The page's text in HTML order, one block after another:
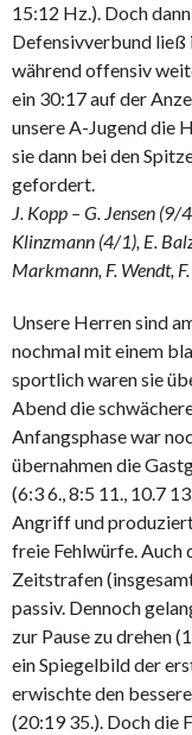
15:12 Hz.). Doch
Defensivverbund ließ
während offensiv
ein 30:17 auf der
unsere A-Jugend die
sie dann bei den
gefordert.
J. Kopp – G. Jensen (9/
Klinzmann (4/1), E.
Markmann, F. Wendt,
Unsere Herren sind
nochmal mit einem
sportlich waren sie
Abend die
Anfangsphase war
übernahmen die
(6:3 6., 8:5 11., 10.7
Angriff und
freie Fehlwürfe.
Zeitstrafen
passiv. Dennoch
zur Pause zu drehen
ein Spiegelbild der
erwischte den
(20:19 35.). Doch die